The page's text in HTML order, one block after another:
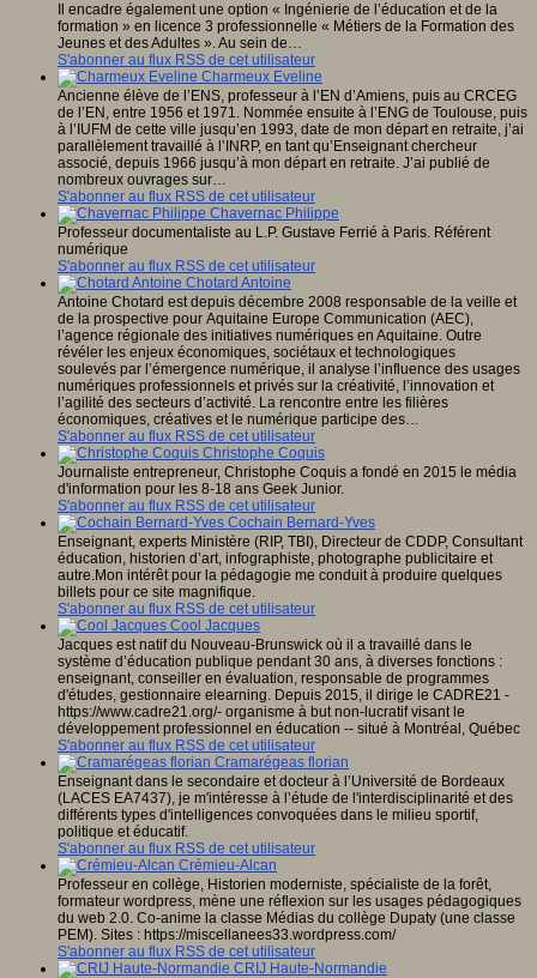
Il encadre également une option « Ingénierie de l’éducation et de la
formation » en licence 3 professionnelle « Métiers de la Formation des
Jeunes et des Adultes ». Au sein de…
S'abonner au flux RSS de cet utilisateur
Charmeux Eveline
Ancienne élève de l’ENS, professeur à l’EN d’Amiens, puis au CRCEG
de l’EN, entre 1956 et 1971. Nommée ensuite à l’ENG de Toulouse, puis
à l’IUFM de cette ville jusqu’en 1993, date de mon départ en retraite, j’ai
parallèlement travaillé à l’INRP, en tant qu’Enseignant chercheur
associé, depuis 1966 jusqu’à mon départ en retraite. J’ai publié de
nombreux ouvrages sur…
S'abonner au flux RSS de cet utilisateur
Chavernac Philippe
Professeur documentaliste au L.P. Gustave Ferrié à Paris. Référent
numérique
S'abonner au flux RSS de cet utilisateur
Chotard Antoine
Antoine Chotard est depuis décembre 2008 responsable de la veille et
de la prospective pour Aquitaine Europe Communication (AEC),
l’agence régionale des initiatives numériques en Aquitaine. Outre
révéler les enjeux économiques, sociétaux et technologiques
soulevés par l’émergence numérique, il analyse l’influence des usages
numériques professionnels et privés sur la créativité, l’innovation et
l’agilité des secteurs d’activité. La rencontre entre les filières
économiques, créatives et le numérique participe des…
S'abonner au flux RSS de cet utilisateur
Christophe Coquis
Journaliste entrepreneur, Christophe Coquis a fondé en 2015 le média
d'information pour les 8-18 ans Geek Junior.
S'abonner au flux RSS de cet utilisateur
Cochain Bernard-Yves
Enseignant, experts Ministère (RIP, TBI), Directeur de CDDP, Consultant
éducation, historien d’art, infographiste, photographe publicitaire et
autre.Mon intérêt pour la pédagogie me conduit à produire quelques
billets pour ce site magnifique.
S'abonner au flux RSS de cet utilisateur
Cool Jacques
Jacques est natif du Nouveau-Brunswick où il a travaillé dans le
système d’éducation publique pendant 30 ans, à diverses fonctions :
enseignant, conseiller en évaluation, responsable de programmes
d'études, gestionnaire elearning. Depuis 2015, il dirige le CADRE21 -
https://www.cadre21.org/- organisme à but non-lucratif visant le
développement professionnel en éducation -- situé à Montréal, Québec
S'abonner au flux RSS de cet utilisateur
Cramarégeas florian
Enseignant dans le secondaire et docteur à l’Université de Bordeaux
(LACES EA7437), je m'intéresse à l’étude de l'interdisciplinarité et des
différents types d'intelligences convoquées dans le milieu sportif,
politique et éducatif.
S'abonner au flux RSS de cet utilisateur
Crémieu-Alcan
Professeur en collège, Historien moderniste, spécialiste de la forêt,
formateur wordpress, mène une réflexion sur les usages pédagogiques
du web 2.0. Co-anime la classe Médias du collège Dupaty (une classe
PEM). Sites : https://miscellanees33.wordpress.com/
S'abonner au flux RSS de cet utilisateur
CRIJ Haute-Normandie